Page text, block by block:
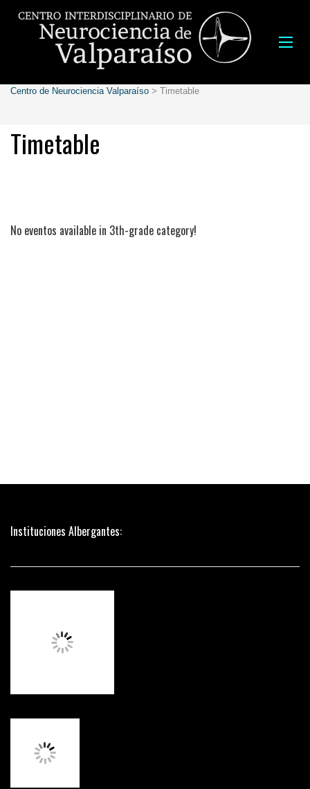
Centro de Neurociencia Valparaíso > Timetable
Timetable
No eventos available in 3th-grade category!
Instituciones Albergantes: